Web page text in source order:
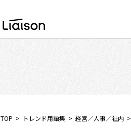
TOP トレンド用語集 経営／人事／社内